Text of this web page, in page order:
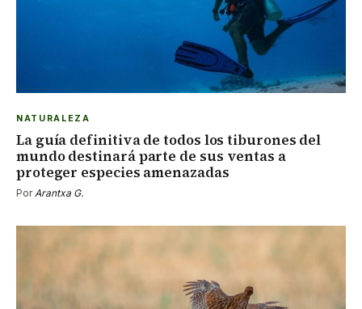
NATURALEZA
La guía definitiva de todos los tiburones del
mundo destinará parte de sus ventas a
proteger especies amenazadas
PorArantxa G.